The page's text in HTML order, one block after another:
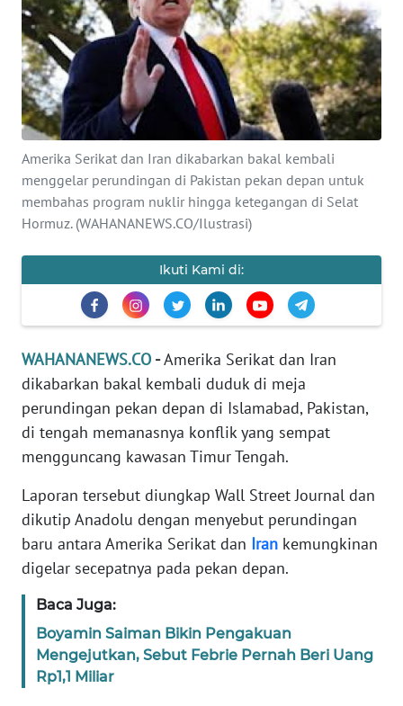
Amerika Serikat dan Iran dikabarkan bakal kembali
menggelar perundingan di Pakistan pekan depan untuk
membahas program nuklir hingga ketegangan di Selat
Hormuz. (WAHANANEWS.CO/Ilustrasi)
Ikuti Kami di:
WAHANANEWS.CO -Amerika Serikat dan Iran
dikabarkan bakal kembali duduk di meja
perundingan pekan depan di Islamabad, Pakistan,
di tengah memanasnya konflik yang sempat
mengguncang kawasan Timur Tengah.
Laporan tersebut diungkap Wall Street Journal dan
dikutip Anadolu dengan menyebut perundingan
baru antara Amerika Serikat dan Iran kemungkinan
digelar secepatnya pada pekan depan.
Baca Juga:
Boyamin Saiman Bikin Pengakuan
Mengejutkan, Sebut Febrie Pernah Beri Uang
Rp1,1 Miliar
KESEHATAN
INTERNASIONAL
SERBA-SERBI
PENDIDIKAN
Informasi
INDEKS
KONTAK
KAMI
INFO
IKLAN
TENTANG
KAMI